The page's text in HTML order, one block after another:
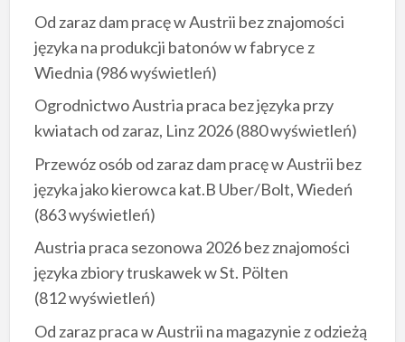
Od zaraz dam pracę w Austrii bez znajomości
języka na produkcji batonów w fabryce z
Wiednia (986 wyświetleń)
Ogrodnictwo Austria praca bez języka przy
kwiatach od zaraz, Linz 2026(880 wyświetleń)
Przewóz osób od zaraz dam pracę w Austrii bez
języka jako kierowca kat.B Uber/Bolt, Wiedeń
(863 wyświetleń)
Austria praca sezonowa 2026 bez znajomości
języka zbiory truskawek w St. Pölten
(812 wyświetleń)
Od zaraz praca w Austrii na magazynie z odzieżą